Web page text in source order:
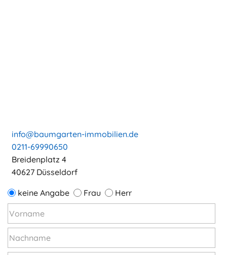
info@baumgarten-immobilien.de
0211-69990650
Breidenplatz 4
40627 Düsseldorf
keine Angabe Frau Herr